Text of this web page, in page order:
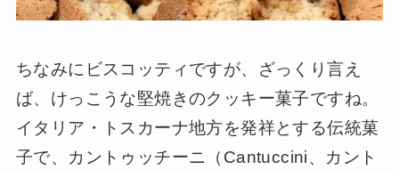
ちなみにビスコッティですが、ざっくり言え
ば、けっこうな堅焼きのクッキー菓子ですね。
イタリア・トスカーナ地方を発祥とする伝統菓
子で、カントゥッチーニ（Cantuccini、カント